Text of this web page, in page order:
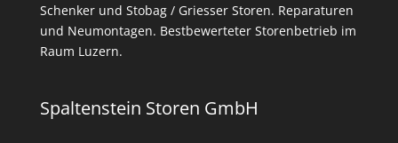
Schenker und Stobag / Griesser Storen. Reparaturen
und Neumontagen. Bestbewerteter Storenbetrieb im
Raum Luzern.
Spaltenstein Storen GmbH